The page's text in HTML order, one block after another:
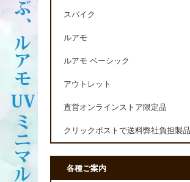
スパイク
ルアモ
ルアモ ベーシック
アウトレット
直営オンラインストア限定品
クリックポストで送料弊社負担製品
各種ご案内